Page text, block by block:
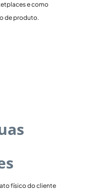
e como
de produto.
físico do cliente